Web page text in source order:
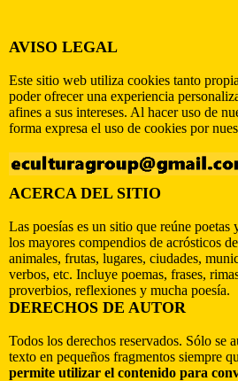
AVISO LEGAL
Este sitio web utiliza cookies tanto
poder ofrecer una experiencia
afines a sus intereses. Al hacer uso de
forma expresa el uso de cookies por
ACERCA DEL SITIO
Las poesías es un sitio que reúne poetas
los mayores compendios de acrósticos
animales, frutas, lugares, ciudades,
verbos, etc. Incluye poemas, frases,
proverbios, reflexiones y mucha poesía.
DERECHOS DE AUTOR
Todos los derechos reservados. Sólo se
texto en pequeños fragmentos siempre
permite utilizar el contenido para